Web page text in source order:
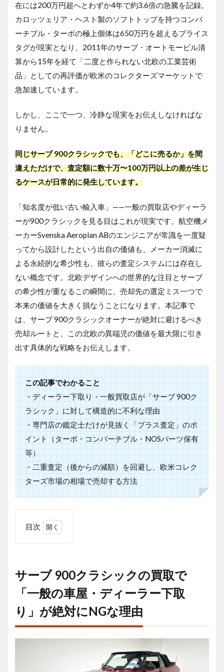
在には200万円超へとわずか4年で約3.6倍の急騰を記録。
カロッツェリア・ヘスト製のソフトトップを持つコンバ
ーチブル・ターボの極上個体は650万円を超えるプライス
タグが現実となり、2011年のサーブ・オートモービル清
算から15年を経て「二度と作られない北欧の工業芸術
品」としての再評価が欧米のコレクターズマーケットで
急加速しています。
しかし、ここで一つ、冷静な現実をお伝えしなければな
りません。
同じサーブ 900クラシックでも、「どこに売るか」を間
違えただけで、査定額に数十万〜100万円以上の差が生じ
るケースが日常的に発生しています。
「知名度が低い古い輸入車」——一般の買取店やディーラ
ーが900クラシックを見る目はこれが現実です。航空機メ
ーカーSvenska Aeroplan ABのエンジニアが常識を一度疑
ってから設計したという出自の価値も、メーカー消滅に
よる永続的な希少性も、彼らの査定システムには存在し
ない概念です。北欧デザインへの世界的な注目とサーブ
の希少性が重なるこの瞬間に、売却先の選定ミス一つで
本来の価値を大きく損なうことになります。本記事で
は、サーブ 900クラシックオーナーが絶対に避けるべき
売却ルートと、この北欧の異端児の価値を最大限に引き
出す具体的な戦略をお伝えします。
この記事でわかること
・ディーラー下取り・一般買取店が「サーブ 900ク
ラシック」に対して構造的に不利な理由
・専門店の鑑定士だけが見抜く「プラス査定」のポ
イント（ターボ・コンバーチブル・NOSパーツ保有
等）
・二重査定（後からの減額）を回避し、欧米コレク
ターズ市場の相場で売却する方法
目次
シッ
で
「一
サーブ 900クラシックの買取で
「一般の車屋・ディーラー下取
り」が絶対にNGな理由